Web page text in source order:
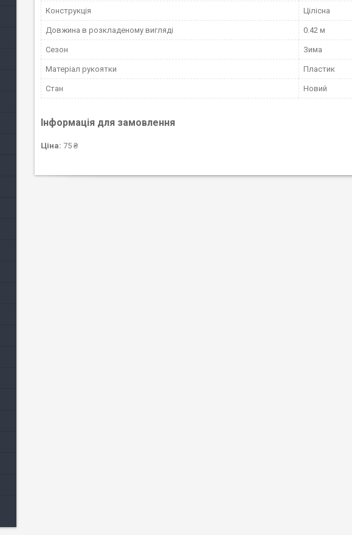
Конструкція Цілісна
Довжина в розкладеному вигляді 0.42 м
Сезон Зима
Матеріал рукоятки Пластик
Стан Новий
Інформація для замовлення
Ціна: 75 ₴